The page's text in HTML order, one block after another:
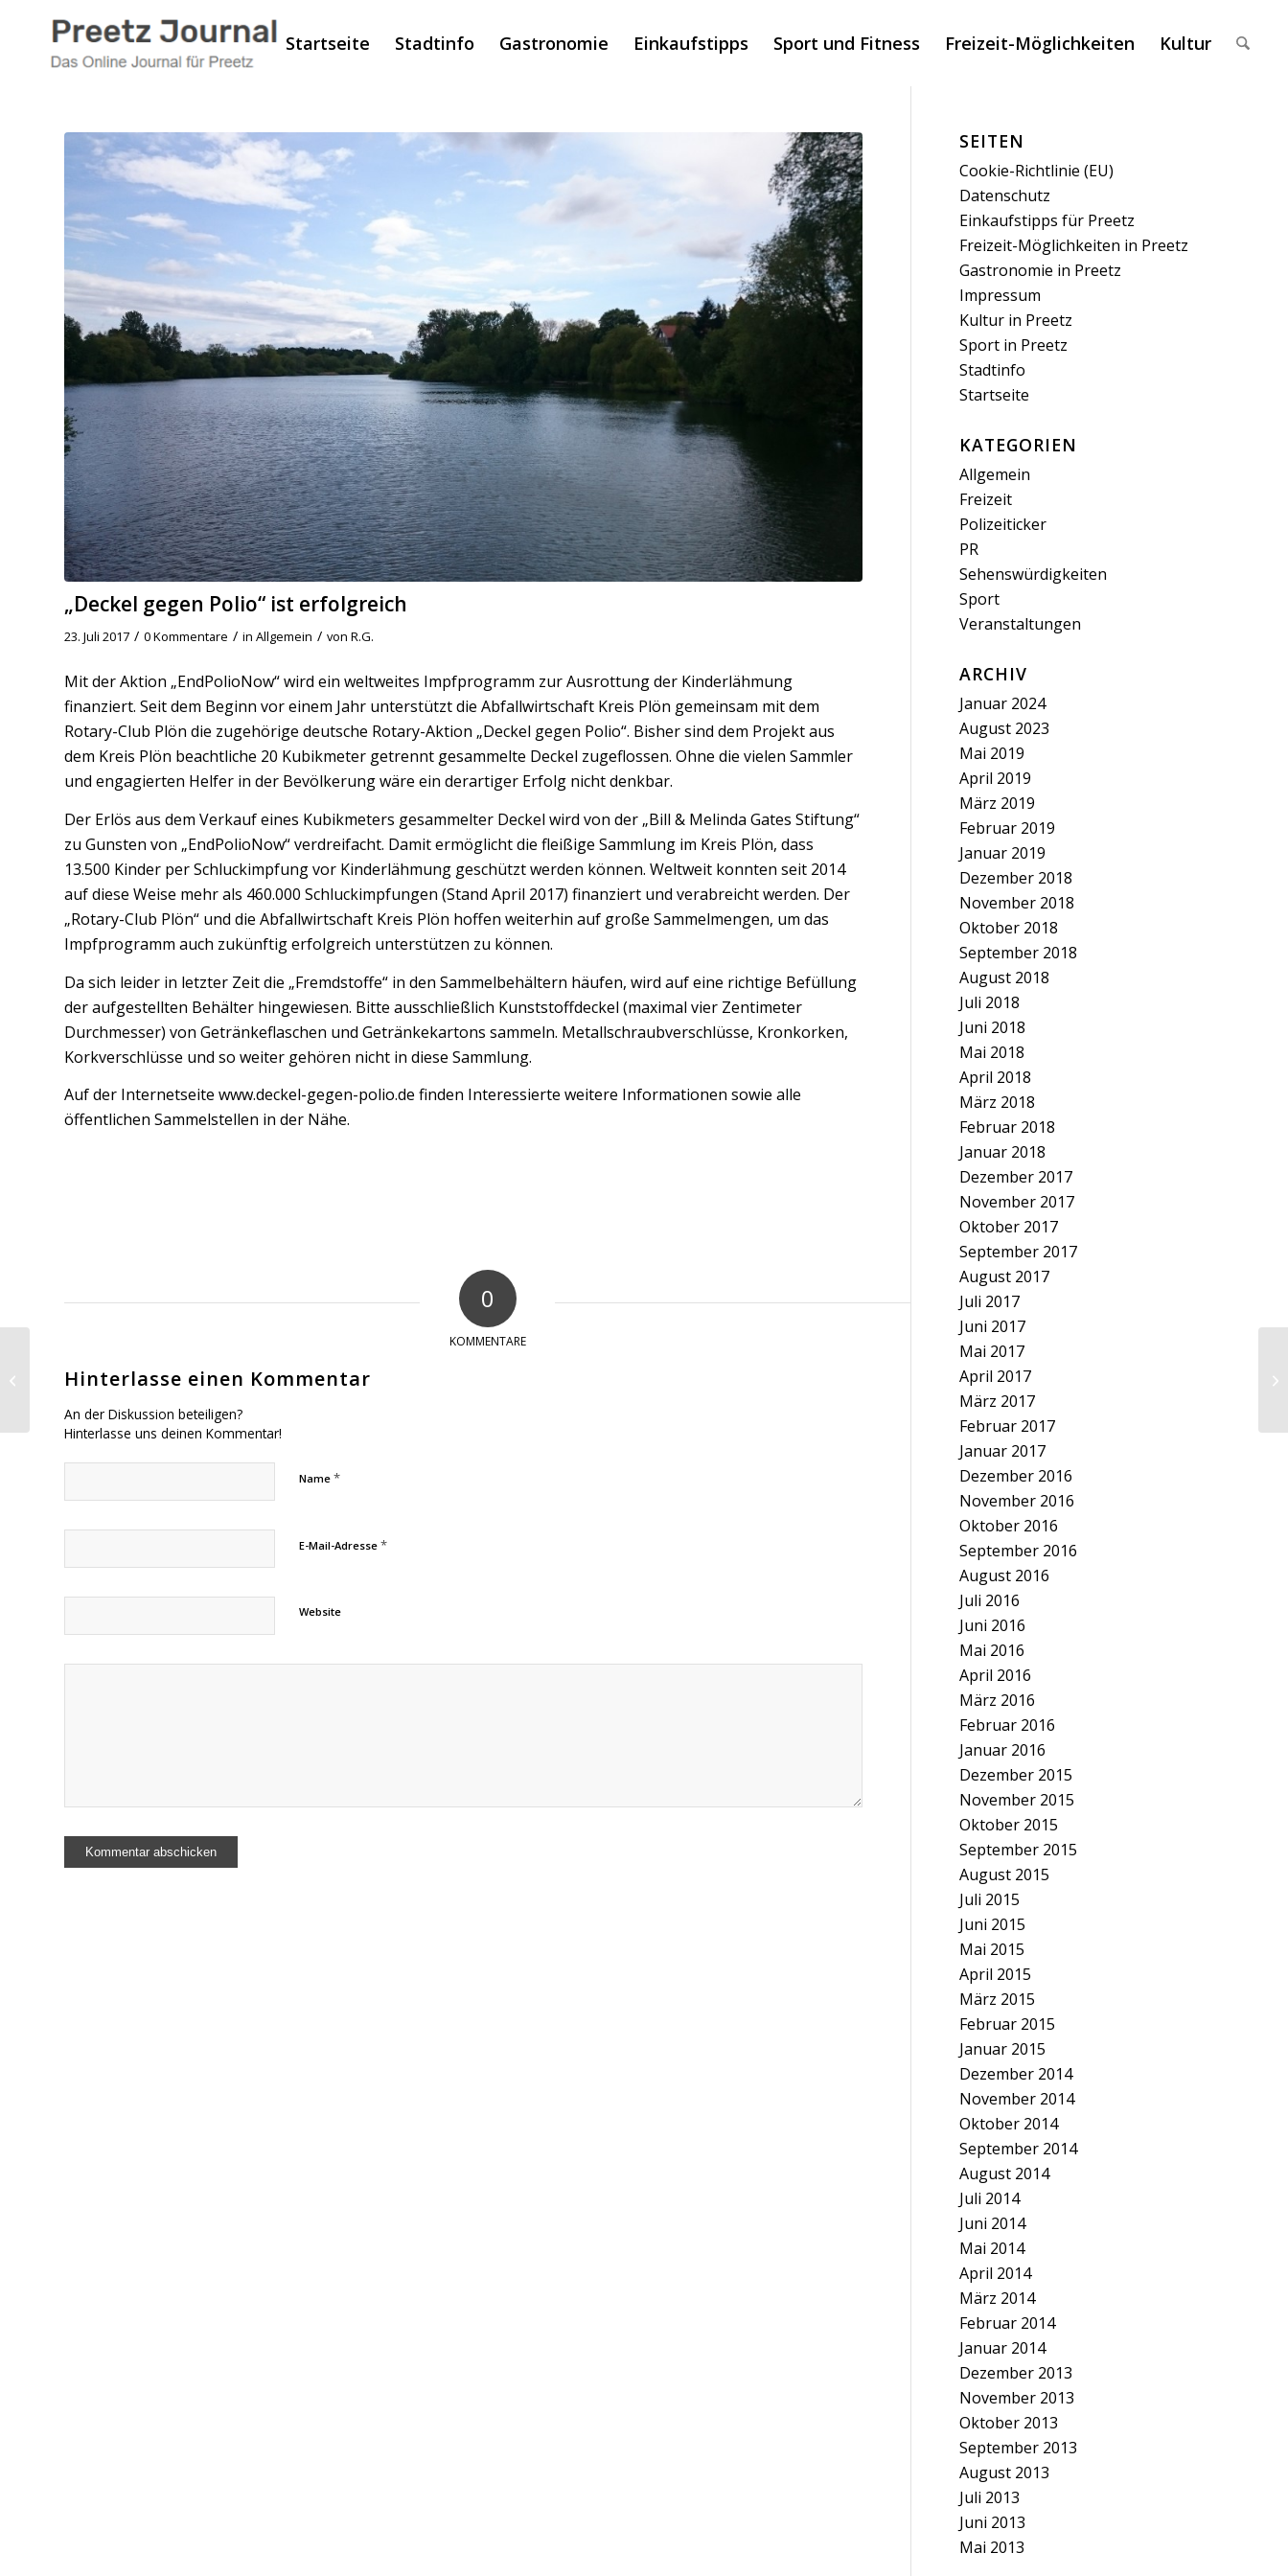
Startseite Stadtinfo Gastronomie Einkaufstipps Sport und Fitness Freizeit-Möglichkeiten Kultur
„Deckel gegen Polio“ ist erfolgreich
23. Juli 2017 / 0 Kommentare / in Allgemein / von R.G.
Mit der Aktion „EndPolioNow“ wird ein weltweites Impfprogramm zur Ausrottung der Kinderlähmung
finanziert. Seit dem Beginn vor einem Jahr unterstützt die Abfallwirtschaft Kreis Plön gemeinsam mit dem
Rotary-Club Plön die zugehörige deutsche Rotary-Aktion „Deckel gegen Polio“. Bisher sind dem Projekt aus
dem Kreis Plön beachtliche 20 Kubikmeter getrennt gesammelte Deckel zugeflossen. Ohne die vielen Sammler
und engagierten Helfer in der Bevölkerung wäre ein derartiger Erfolg nicht denkbar.
Der Erlös aus dem Verkauf eines Kubikmeters gesammelter Deckel wird von der „Bill & Melinda Gates Stiftung“
zu Gunsten von „EndPolioNow“ verdreifacht. Damit ermöglicht die fleißige Sammlung im Kreis Plön, dass
13.500 Kinder per Schluckimpfung vor Kinderlähmung geschützt werden können. Weltweit konnten seit 2014
auf diese Weise mehr als 460.000 Schluckimpfungen (Stand April 2017) finanziert und verabreicht werden. Der
„Rotary-Club Plön“ und die Abfallwirtschaft Kreis Plön hoffen weiterhin auf große Sammelmengen, um das
Impfprogramm auch zukünftig erfolgreich unterstützen zu können.
Da sich leider in letzter Zeit die „Fremdstoffe“ in den Sammelbehältern häufen, wird auf eine richtige Befüllung
der aufgestellten Behälter hingewiesen. Bitte ausschließlich Kunststoffdeckel (maximal vier Zentimeter
Durchmesser) von Getränkeflaschen und Getränkekartons sammeln. Metallschraubverschlüsse, Kronkorken,
Korkverschlüsse und so weiter gehören nicht in diese Sammlung.
Auf der Internetseite www.deckel-gegen-polio.de finden Interessierte weitere Informationen sowie alle
öffentlichen Sammelstellen in der Nähe.
0
KOMMENTARE
Hinterlasse einen Kommentar
An der Diskussion beteiligen?
Hinterlasse uns deinen Kommentar!
Name *
E-Mail-Adresse *
Website
SEITEN
Cookie-Richtlinie (EU)
Datenschutz
Einkaufstipps für Preetz
Freizeit-Möglichkeiten in Preetz
Gastronomie in Preetz
Impressum
Kultur in Preetz
Sport in Preetz
Stadtinfo
Startseite
KATEGORIEN
Allgemein
Freizeit
Polizeiticker
PR
Sehenswürdigkeiten
Sport
Veranstaltungen
ARCHIV
Januar 2024
August 2023
Mai 2019
April 2019
März 2019
Februar 2019
Januar 2019
Dezember 2018
November 2018
Oktober 2018
September 2018
August 2018
Juli 2018
Juni 2018
Mai 2018
April 2018
März 2018
Februar 2018
Januar 2018
Dezember 2017
November 2017
Oktober 2017
September 2017
August 2017
Juli 2017
Juni 2017
Mai 2017
April 2017
März 2017
Februar 2017
Januar 2017
Dezember 2016
November 2016
Oktober 2016
September 2016
August 2016
Juli 2016
Juni 2016
Mai 2016
April 2016
März 2016
Februar 2016
Januar 2016
Dezember 2015
November 2015
Oktober 2015
September 2015
August 2015
Juli 2015
Juni 2015
Mai 2015
April 2015
März 2015
Februar 2015
Januar 2015
Dezember 2014
November 2014
Oktober 2014
September 2014
August 2014
Juli 2014
Juni 2014
Mai 2014
April 2014
März 2014
Februar 2014
Januar 2014
Dezember 2013
November 2013
Oktober 2013
September 2013
August 2013
Juli 2013
Juni 2013
Mai 2013
Nordliga KDK 2017 in
Greifswald